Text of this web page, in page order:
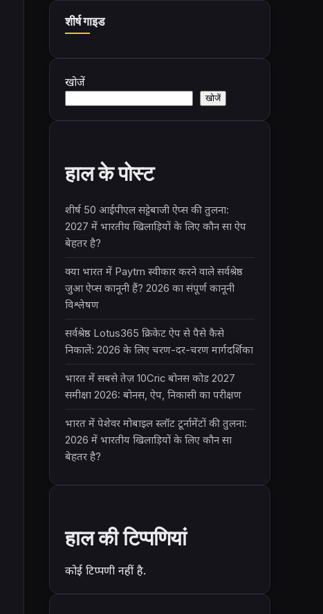
शीर्ष गाइड
खोजें
खोजें
हाल के पोस्ट
शीर्ष 50 आईपीएल सट्टेबाजी ऐप्स की तुलना:
2027 में भारतीय खिलाड़ियों के लिए कौन सा ऐप
बेहतर है?
क्या भारत में Paytm स्वीकार करने वाले सर्वश्रेष्ठ
जुआ ऐप्स कानूनी हैं? 2026 का संपूर्ण कानूनी
विश्लेषण
सर्वश्रेष्ठ Lotus365 क्रिकेट ऐप से पैसे कैसे
निकालें: 2026 के लिए चरण-दर-चरण मार्गदर्शिका
भारत में सबसे तेज़ 10Cric बोनस कोड 2027
समीक्षा 2026: बोनस, ऐप, निकासी का परीक्षण
भारत में पेशेवर मोबाइल स्लॉट टूर्नामेंटों की तुलना:
2026 में भारतीय खिलाड़ियों के लिए कौन सा
बेहतर है?
हाल की टिप्पणियां
कोई टिप्पणी नहीं है.